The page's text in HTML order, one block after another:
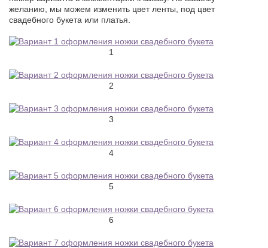
желанию, мы можем изменить цвет ленты, под цвет
свадебного букета или платья.
1
2
3
4
5
6